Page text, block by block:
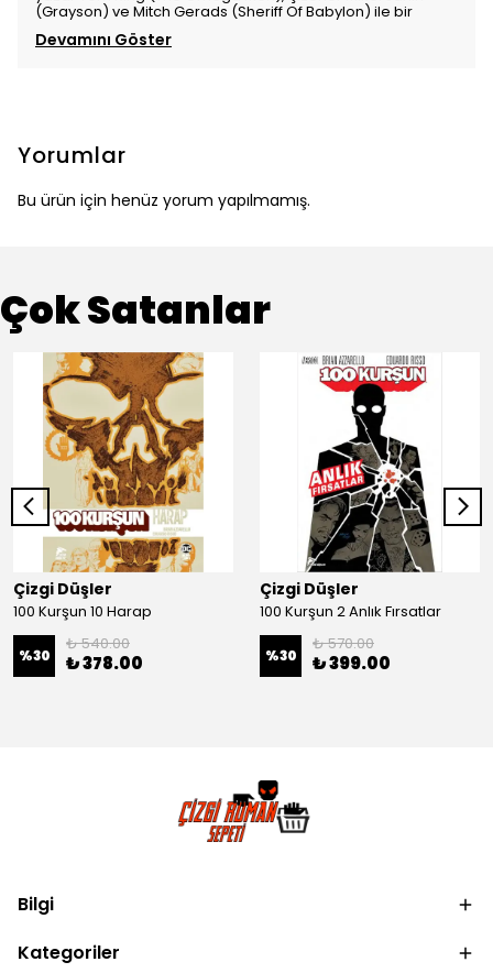
(Grayson) ve Mitch Gerads (Sheriff Of Babylon) ile bir
Devamını Göster
Yorumlar
Bu ürün için henüz yorum yapılmamış.
Çok Satanlar
Çizgi Düşler
100 Kurşun 10 Harap
%30
₺ 540.00
₺ 378.00
Çizgi Düşler
100 Kurşun 2 Anlık Fırsatlar
%30
₺ 570.00
₺ 399.00
Bilgi
Kategoriler